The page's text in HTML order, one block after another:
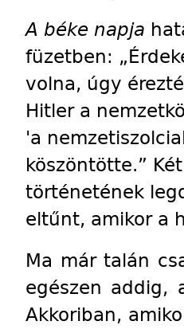
A béke napja
füzetben:
volna, úgy
Hitler a
'a
köszöntötte.”
történetének
eltűnt, amikor a
Ma már talán
egészen addig,
Akkoriban,